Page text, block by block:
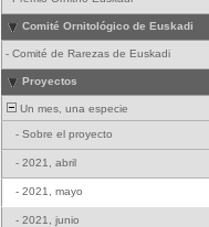
Comité Ornitológico de Euskadi
- Comité de Rarezas de Euskadi
Proyectos
Un mes, una especie
- Sobre el proyecto
- 2021, abril
- 2021, mayo
- 2021, junio